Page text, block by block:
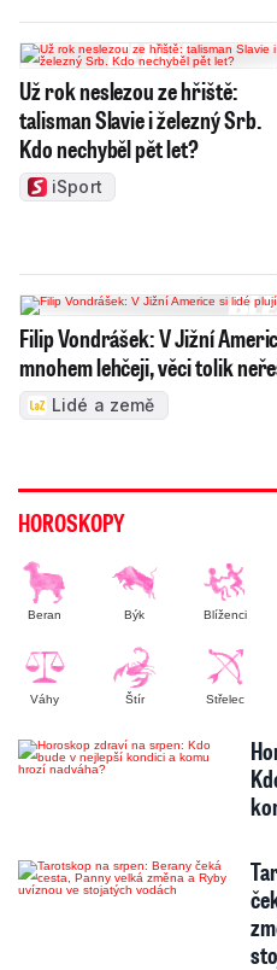
Už rok neslezou ze hřiště:
talisman Slavie i železný Srb.
Kdo nechyběl pět let?
iSport
Filip Vondrášek: V Jižní
mnohem lehčeji, věci tolik
Lidé a země
HOROSKOPY
Beran Býk Blíženci
Váhy Štír Střelec